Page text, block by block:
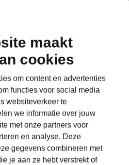
maakt
cookies
om content en advertenties
functies voor social media
websiteverkeer te
we informatie over jouw
met onze partners voor
en analyse. Deze
gegevens combineren met
je aan ze hebt verstrekt of